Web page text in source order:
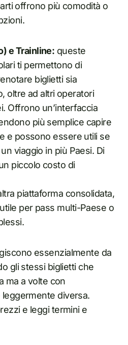
offrono più comodità o
e Trainline: queste
ti permettono di
biglietti sia
oltre ad altri operatori
Offrono un’interfaccia
più semplice capire
e possono essere utili se
viaggio in più Paesi. Di
piccolo costo di
piattaforma consolidata,
per pass multi-Paese o
essenzialmente da
gli stessi biglietti che
ma a volte con
leggermente diversa.
e leggi termini e